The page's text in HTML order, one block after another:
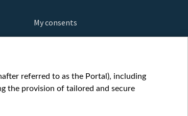
My consents
referred to as the Portal), including
the provision of tailored and secure